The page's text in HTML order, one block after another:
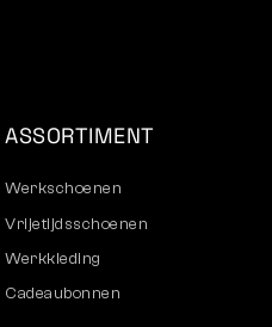
ASSORTIMENT
Werkschoenen
Vrijetijdsschoenen
Werkkleding
Cadeaubonnen